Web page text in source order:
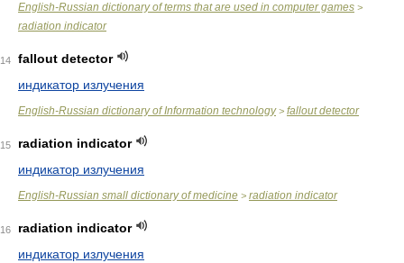
English-Russian dictionary of terms that are used in computer games >
radiation indicator
14
fallout detector
индикатор излучения
English-Russian dictionary of Information technology> fallout detector
15
radiation indicator
индикатор излучения
English-Russian small dictionary of medicine > radiation indicator
16
radiation indicator
индикатор излучения